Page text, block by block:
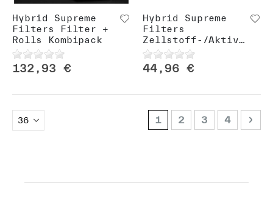
Hybrid Supreme
Filters Filter +
Rolls Kombipack
132,93 €
Hybrid Supreme
Filters
Zellstoff-/Aktivkohlefilter
44,96 €
Seite
Sie lesen gerade
1 Seite
2 Seite
3 Seite
4